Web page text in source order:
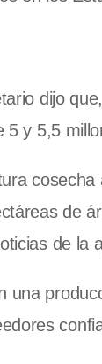
dijo
y 5,5
de
de la
una